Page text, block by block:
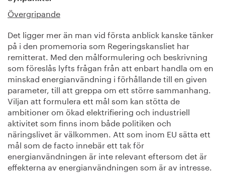
Övergripande
Det ligger mer än man vid första anblick kanske tänker
på i den promemoria som Regeringskansliet har
remitterat. Med den målformulering och beskrivning
som föreslås lyfts frågan från att enbart handla om en
minskad energianvändning i förhållande till en given
parameter, till att greppa om ett större sammanhang.
Viljan att formulera ett mål som kan stötta de
ambitioner om ökad elektrifiering och industriell
aktivitet som finns inom både politiken och
näringslivet är välkommen. Att som inom EU sätta ett
mål som de facto innebär ett tak för
energianvändningen är inte relevant eftersom det är
effekterna av energianvändningen som är av intresse.